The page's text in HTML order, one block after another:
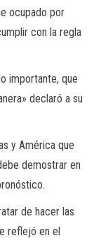
ocupado por
con la regla
importante, que
declaró a su
y América que
demostrar en
de hacer las
reflejó en el